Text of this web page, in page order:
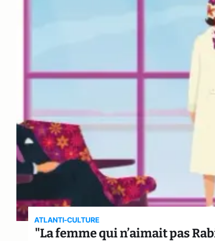
ATLANTI-CULTURE
"La femme qui n’aimait pas